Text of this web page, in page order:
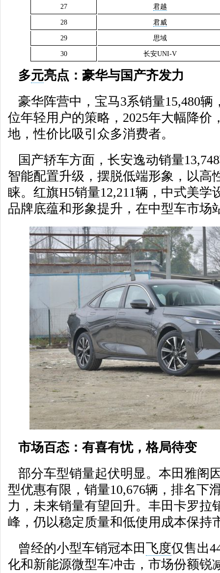
27 君越
28 君威
29 思域
30 长安UNI-V
多元亮点：豪华与国产齐发力
豪华阵营中，宝马3系销量15,480辆
位年轻用户的策略，2025年大幅降价
地，性价比吸引众多消费者。
国产轿车方面，长安逸动销量
智能配置升级，摆脱低端形象，以高
睐。红旗H5销量12,211辆，中式美学
品牌底蕴和形象提升，在中型车市场
市场百态：有喜有忧，格局待变
部分车型销量起伏明显。本田雅阁
型优惠有限，销量10,676辆，排名下
力，未来销量有望回升。丰田卡罗拉
峰，仍以稳定质量和低使用成本保持
曾经的小型车销冠本田 飞度仅售出
化和新能源微型车冲击，市场份额锐